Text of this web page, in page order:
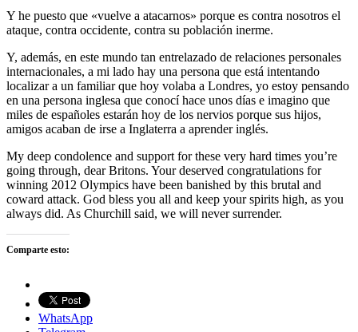
Y he puesto que «vuelve a atacarnos» porque es contra nosotros el
ataque, contra occidente, contra su población inerme.
Y, además, en este mundo tan entrelazado de relaciones personales
internacionales, a mi lado hay una persona que está intentando
localizar a un familiar que hoy volaba a Londres, yo estoy pensando
en una persona inglesa que conocí hace unos días e imagino que
miles de españoles estarán hoy de los nervios porque sus hijos,
amigos acaban de irse a Inglaterra a aprender inglés.
My deep condolence and support for these very hard times you’re
going through, dear Britons. Your deserved congratulations for
winning 2012 Olympics have been banished by this brutal and
coward attack. God bless you all and keep your spirits high, as you
always did. As Churchill said, we will never surrender.
Comparte esto:
WhatsApp